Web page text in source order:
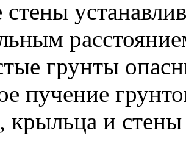
грунты
пучение
крыльца и